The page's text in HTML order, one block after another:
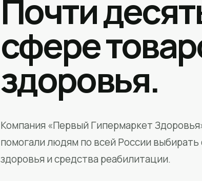
Почти
сфере
здоровья.
Компания «Первый Гипермаркет
помогали людям по всей России
здоровья и средства реабилитации.